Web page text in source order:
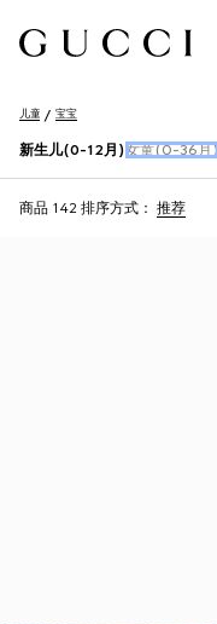
儿童 宝宝
新生儿(0-12月) 女童(0-36月)
商品 142 排序方式： 推荐